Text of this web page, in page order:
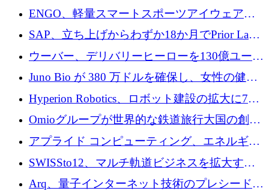
ットフォームを拡大するために 300 万ユーロ
のプレシードをクローズ
ENGO、軽量スマートスポーツアイウェアの
進歩のために510万ユーロを調達
SAP、立ち上げからわずか18か月でPrior Labs
を10億ユーロ以上の契約で買収
ウーバー、デリバリーヒーローを130億ユーロ
の契約で買収、99か国にまたがるプラットフ
ォームを構築
Juno Bio が 380 万ドルを確保し、女性の健康
専用の初のシーケンスラボを開設
Hyperion Robotics、ロボット建設の拡大に740
万ドルを確保
Omioグループが世界的な鉄道旅行大国の創設
を目指してRail Europeを買収
アプライド コンピューティング、エネルギー
向け基盤 AI の拡張に 2,000 万ドルを調達
SWISSto12、マルチ軌道ビジネスを拡大する
ためにシリーズCで7,000万ドルを調達
Arq、量子インターネット技術のプレシードと